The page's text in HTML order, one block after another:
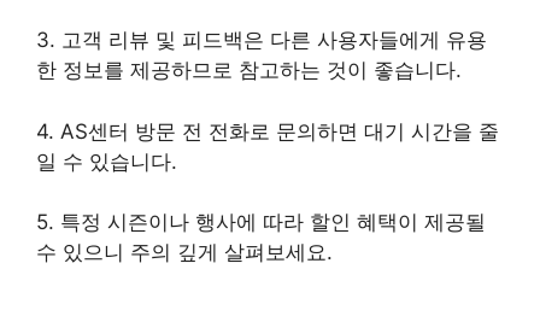
3. 고객 리뷰 및 피드백은 다른 사용자들에게 유용
한 정보를 제공하므로 참고하는 것이 좋습니다.
4. AS센터 방문 전 전화로 문의하면 대기 시간을 줄
일 수 있습니다.
5. 특정 시즌이나 행사에 따라 할인 혜택이 제공될
수 있으니 주의 깊게 살펴보세요.